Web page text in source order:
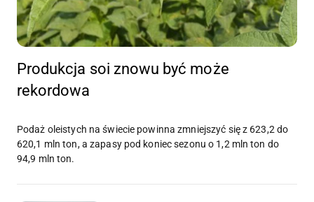
Produkcja soi znowu być może
rekordowa
Podaż oleistych na świecie powinna zmniejszyć się z 623,2 do
620,1 mln ton, a zapasy pod koniec sezonu o 1,2 mln ton do
94,9 mln ton.